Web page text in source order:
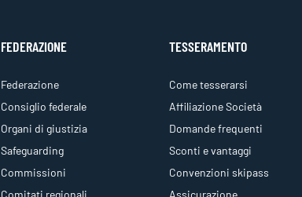
FEDERAZIONE
Federazione
Consiglio federale
Organi di giustizia
Safeguarding
Commissioni
TESSERAMENTO
Come tesserarsi
Affiliazione Società
Domande frequenti
Sconti e vantaggi
Convenzioni skipass